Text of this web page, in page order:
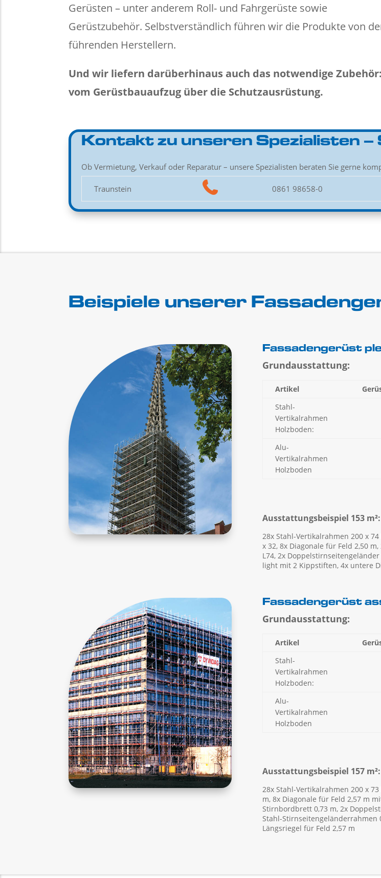
Gerüsten – unter anderem Roll- und Fahrgerüste sowie
Gerüstzubehör. Selbstverständlich führen wir die Produkte von
führenden Herstellern.
Und wir liefern darüberhinaus auch das notwendige Zubehör:
vom Gerüstbauaufzug über die Schutzausrüstung.
Kontakt zu unseren Spezialisten –
Ob Vermietung, Verkauf oder Reparatur – unsere Spezialisten beraten Sie gerne
Traunstein 0861 98658-0
Beispiele unserer
Fassadengerüst
Grundausstattung:
Artikel
Stahl-
Vertikalrahmen
Holzboden:
Alu-
Vertikalrahmen
Holzboden
Ausstattungsbeispiel 153 m²:
28x Stahl-Vertikalrahmen 200 x
x 32, 8x Diagonale für Feld 2,50
L74, 2x
light mit 2 Kippstiften, 4x untere
Fassadengerüst
Grundausstattung:
Artikel
Stahl-
Vertikalrahmen
Holzboden:
Alu-
Vertikalrahmen
Holzboden
Ausstattungsbeispiel 157 m²:
28x Stahl-Vertikalrahmen 200 x
m, 8x Diagonale für Feld 2,57 m
Stirnbordbrett 0,73 m, 2x
Stahl-Stirnseitengeländerrahmen
Längsriegel für Feld 2,57 m